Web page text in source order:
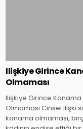
Ilişkiye Girince
Olmaması
Ilişkiye Girince Kanama
Olmaması Cinsel ilişki
kanama olmaması,